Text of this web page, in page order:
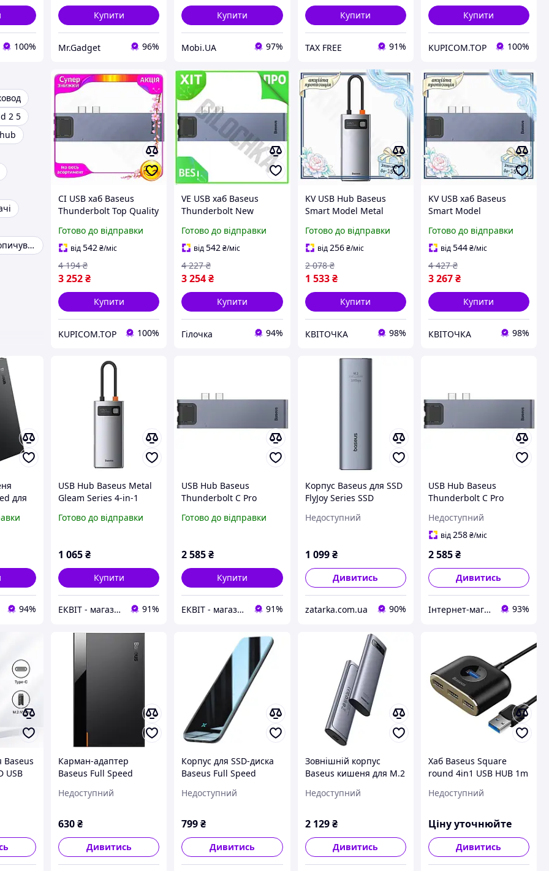
100%
Купити
Mr.Gadget 96%
Купити
Mobi.UA 97%
Купити
TAX FREE 91%
Купити
KUPICOM.TOP 100%
2 5
Зовнішній накопичувач
CI USB хаб Baseus
Thunderbolt Top Quality
MacBook Pro з HDMI
RJ45 Type-C PD microSD
US CI2-888
Готово до відправки
від542₴/міс
3 252₴
4 194 ₴
Купити
KUPICOM.TOP 100%
VE USB хаб Baseus
Thunderbolt New
MacBook Pro з HDMI
RJ45 Type-C PD microSD
US N6W_VER
Готово до відправки
від542₴/міс
3 254₴
4 227 ₴
Купити
Гілочка 94%
KV USB Hub Baseus
Smart Model Metal
для ПК та ноутбуків з
HDMI та USB 3.0
розшир 99/KVI
Готово до відправки
від256 ₴/міс
1 533 ₴
2 078 ₴
Купити
КВІТОЧКА 98%
KV USB хаб Baseus
Smart Model
з HDMI Ethernet Type-C
PD для MacBook Pro
сірий 99/KVI
Готово до відправки
від544₴/міс
3 267₴
4 427 ₴
Купити
КВІТОЧКА 98%
для
94%
USB Hub Baseus Metal
Gleam Series 4-in-1
Сірий (CAHUB-CY0G)
Готово до відправки
1 065₴
Купити
ЕКВІТ - магазин тактичного одягу та спорядження 91%
USB Hub Baseus
Thunderbolt C Pro
C to USB3.0*2 + HDMI +
Cерый
Готово до відправки
2 585₴
Купити
ЕКВІТ - магазин тактичного одягу та спорядження 91%
Корпус Baseus для SSD
FlyJoy Series SSD
B00760600811-01 Grey
Недоступний
1 099 ₴
Дивитись
zatarka.com.ua 90%
USB Hub Baseus
Thunderbolt C Pro
C to USB3.0*2 + HDMI +
RJ45 Ethernet + Type-C
Cерый
Недоступний
від 258₴/міс
2 585₴
Дивитись
Інтернет-магазин "Батарейка" 93%
USB
Карман-адаптер
Baseus Full Speed
Enclosure Type-C ( GEN1
Недоступний
630₴
Дивитись
Корпус для SSD-диска
Baseus Full Speed
CAYPH-EOG (Темно-
Недоступний
799₴
Дивитись
Зовнішній корпус
Baseus кишеня для M.2
FlyJoy 10 Гбіт/с USB 3.2
Недоступний
2 129 ₴
Дивитись
Хаб Baseus Square
round 4in1 USB HUB 1m
Недоступний
Ціну уточнюйте
Дивитись